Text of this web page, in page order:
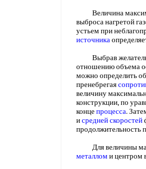
Величина
выброса нагретой
устьем при
источника
Выбрав
отношению объема
можно определить
пренебрегая
величину
конструкции, по
конце процесса.
исредней скоростей
продолжительность
Для величины
металлом и центром